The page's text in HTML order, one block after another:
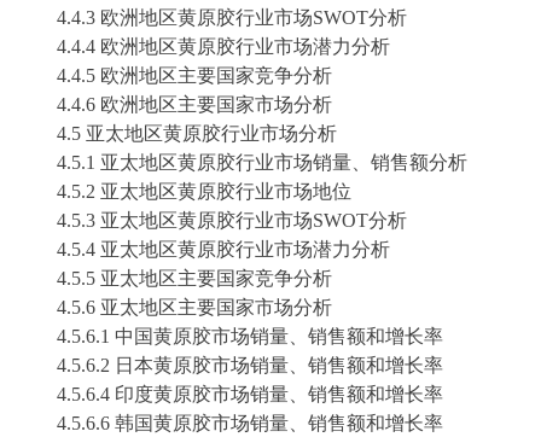
4.4.3 欧洲地区黄原胶行业市场SWOT分析
4.4.4 欧洲地区黄原胶行业市场潜力分析
4.4.5 欧洲地区主要国家竞争分析
4.4.6 欧洲地区主要国家市场分析
4.5 亚太地区黄原胶行业市场分析
4.5.1 亚太地区黄原胶行业市场销量、销售额分析
4.5.2 亚太地区黄原胶行业市场地位
4.5.3 亚太地区黄原胶行业市场SWOT分析
4.5.4 亚太地区黄原胶行业市场潜力分析
4.5.5 亚太地区主要国家竞争分析
4.5.6 亚太地区主要国家市场分析
4.5.6.1 中国黄原胶市场销量、销售额和增长率
4.5.6.2 日本黄原胶市场销量、销售额和增长率
4.5.6.4 印度黄原胶市场销量、销售额和增长率
4.5.6.6 韩国黄原胶市场销量、销售额和增长率